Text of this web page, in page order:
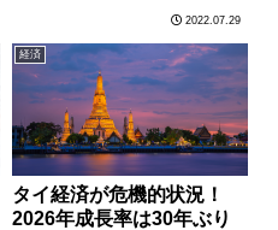
下げた。引き下げ要因としては、
ロシアのウクライナ侵攻やエネル
ギー価格上昇の影響などを指摘
し………
2022.07.29
経済
タイ経済が危機的状況！
2026年成長率は30年ぶり